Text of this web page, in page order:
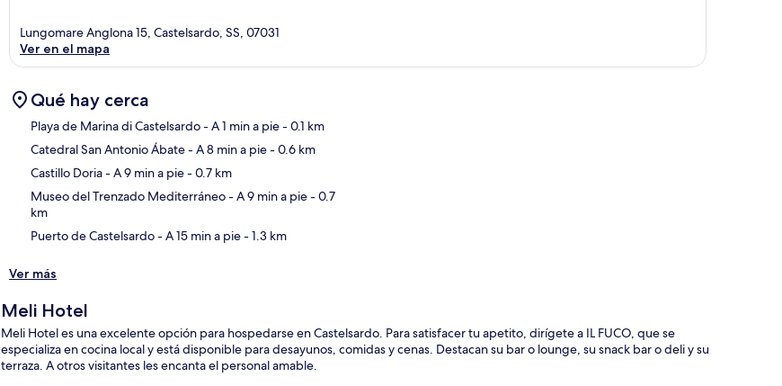
Lungomare Anglona 15, Castelsardo, SS, 07031
Ver en el mapa
Qué hay cerca
Playa de Marina di Castelsardo- A 1 min a pie- 0.1 km
Catedral San Antonio Ábate- A 8 min a pie- 0.6 km
Castillo Doria- A 9 min a pie- 0.7 km
Museo del Trenzado Mediterráneo- A 9 min a pie- 0.7
km
Puerto de Castelsardo- A 15 min a pie- 1.3 km
Ver más
Meli Hotel
Meli Hotel es una excelente opción para hospedarse en Castelsardo. Para satisfacer tu apetito, dirígete a IL FUCO, que se
especializa en cocina local y está disponible para desayunos, comidas y cenas. Destacan su bar o lounge, su snack bar o deli y su
terraza. A otros visitantes les encanta el personal amable.